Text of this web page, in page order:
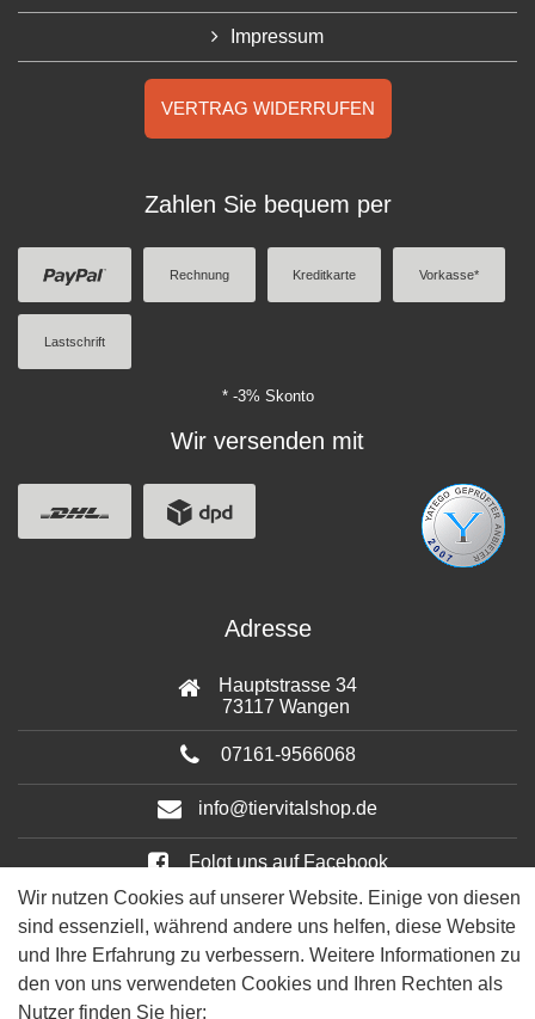
Impressum
VERTRAG WIDERRUFEN
Zahlen Sie bequem per
Rechnung Kreditkarte Vorkasse*
Lastschrift
* -3% Skonto
Wir versenden mit
Adresse
Hauptstrasse 34
73117 Wangen
07161-9566068
info@tiervitalshop.de
Folgt uns auf Facebook
Folgt uns auf Instagram
Wir nutzen Cookies auf unserer Website. Einige von diesen
sind essenziell, während andere uns helfen, diese Website
und Ihre Erfahrung zu verbessern. Weitere Informationen zu
den von uns verwendeten Cookies und Ihren Rechten als
Nutzer finden Sie hier: